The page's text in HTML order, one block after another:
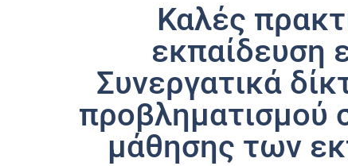
Καλές
εκπαίδευση
Συνεργατικά
προβληματισμού
μάθησης των